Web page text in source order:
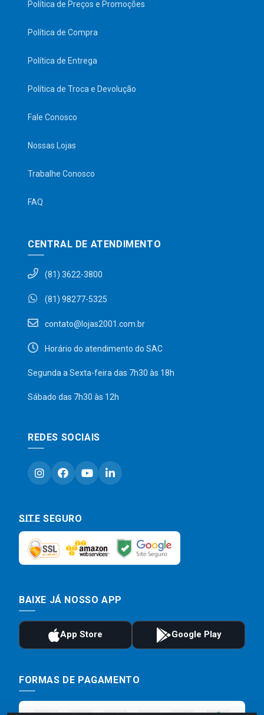
Política de Preços e Promoções
Política de Compra
Política de Entrega
Política de Troca e Devolução
Fale Conosco
Nossas Lojas
Trabalhe Conosco
FAQ
CENTRAL DE ATENDIMENTO
(81) 3622-3800
(81) 98277-5325
contato@lojas2001.com.br
Horário do atendimento do SAC
Segunda a Sexta-feira das 7h30 às 18h
Sábado das 7h30 às 12h
REDES SOCIAIS
SITE SEGURO
BAIXE JÁ NOSSO APP
FORMAS DE PAGAMENTO